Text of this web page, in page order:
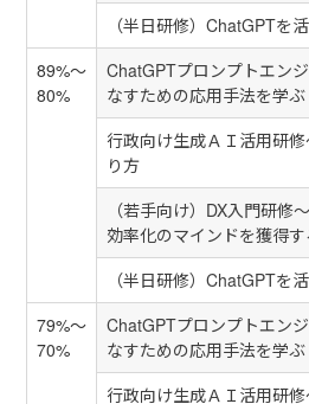
（半日研修）ChatGPTを
89%～
80%
ChatGPTプロンプトエン
なすための応用手法を学ぶ
行政向け生成ＡＩ活用研
り方
（若手向け）DX入門研修
効率化のマインドを獲得す
（半日研修）ChatGPTを
79%～
70%
ChatGPTプロンプトエン
なすための応用手法を学ぶ
行政向け生成ＡＩ活用研